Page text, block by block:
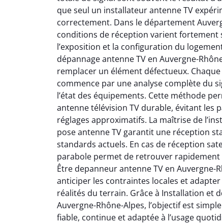
que seul un installateur antenne TV
correctement. Dans le département
conditions de réception varient fortement
l’exposition et la configuration du
dépannage antenne TV en Auvergne-
remplacer un élément défectueux.
commence par une analyse complète du
l’état des équipements. Cette méthode
antenne télévision TV durable, évitant les
réglages approximatifs. La maîtrise de
pose antenne TV garantit une réception
standards actuels. En cas de réception
parabole permet de retrouver rapidement
Être depanneur antenne TV en Auvergne-
anticiper les contraintes locales et
réalités du terrain. Grâce à Installation et
Auvergne-Rhône-Alpes, l’objectif est
fiable, continue et adaptée à l’usage